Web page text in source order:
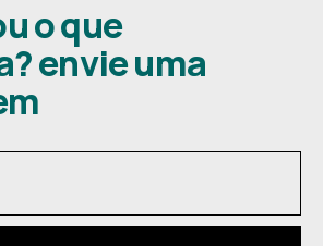
o que
envie uma